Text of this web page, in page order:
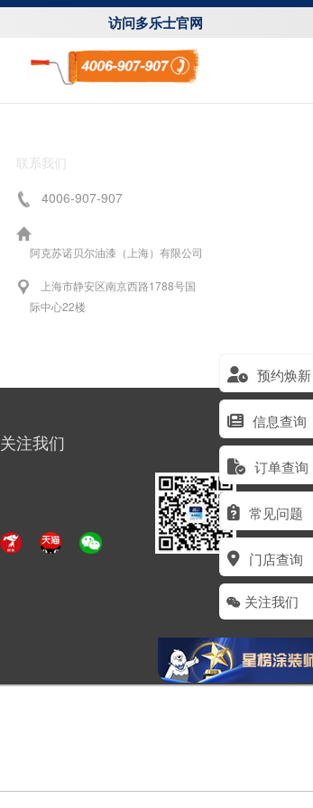
访问多乐士官网
预约焕新
信息查询
订单查询
常见问题
门店查询
关注我们
联系我们
4006-907-907
阿克苏诺贝尔油漆（上海）有限公司
上海市静安区南京西路1788号国
际中心22楼
关注我们